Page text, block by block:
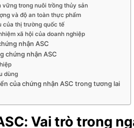
vững trong nuôi trồng thủy sản
và độ an toàn thực phẩm
của thị trường quốc tế
xã hội của doanh nghiệp
nhận ASC
chứng nhận ASC
dùng
của chứng nhận ASC trong tương lai
Vai trò trong